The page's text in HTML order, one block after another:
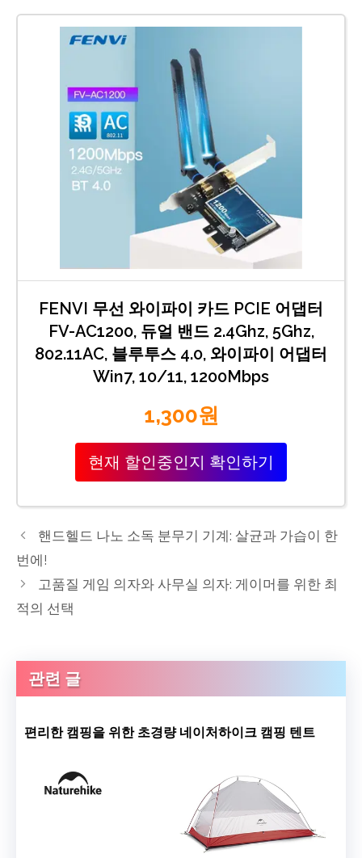
FENVI 무선 와이파이 카드 PCIE 어댑터
FV-AC1200, 듀얼 밴드 2.4Ghz, 5Ghz,
802.11AC, 블루투스 4.0, 와이파이 어댑터
Win7, 10/11, 1200Mbps
1,300원
현재 할인중인지 확인하기
핸드헬드 나노 소독 분무기 기계: 살균과 가습이 한
번에!
고품질 게임 의자와 사무실 의자: 게이머를 위한 최
적의 선택
관련 글
편리한 캠핑을 위한 초경량 네이처하이크 캠핑 텐트